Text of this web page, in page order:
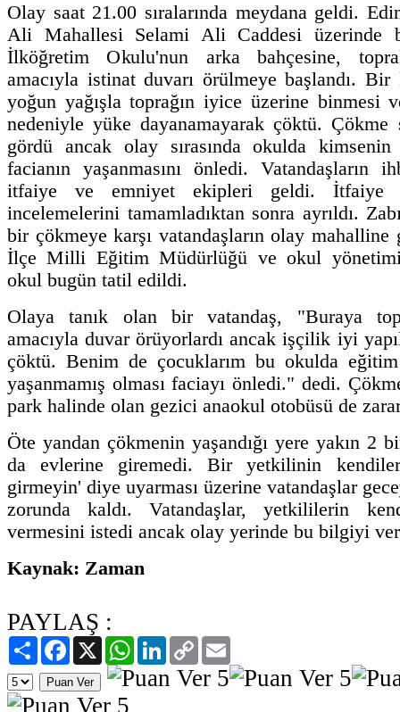
Olay saat 21.00 sıralarında meydana geldi.
Ali Mahallesi Selami Ali Caddesi üzerinde
İlköğretim Okulu'nun arka bahçesine,
amacıyla istinat duvarı örülmeye başlandı. Bir
yoğun yağışla toprağın iyice üzerine binmesi
nedeniyle yüke dayanamayarak çöktü. Çökme
gördü ancak olay sırasında okulda
facianın yaşanmasını önledi. Vatandaşların
itfaiye ve emniyet ekipleri geldi. İtfaiye
incelemelerini tamamladıktan sonra ayrıldı.
bir çökmeye karşı vatandaşların olay
İlçe Milli Eğitim Müdürlüğü ve okul
okul bugün tatil edildi.
Olaya tanık olan bir vatandaş, "Buraya
amacıyla duvar örüyorlardı ancak işçilik iyi
çöktü. Benim de çocuklarım bu okulda
yaşanmamış olması faciayı önledi." dedi.
park halinde olan gezici anaokul otobüsü de
Öte yandan çökmenin yaşandığı yere yakın 2
da evlerine giremedi. Bir yetkilinin
girmeyin' diye uyarması üzerine vatandaşlar
zorunda kaldı. Vatandaşlar, yetkililerin
vermesini istedi ancak olay yerinde bu bilgiyi
Kaynak: Zaman
PAYLAŞ :
PaylaşFacebook
X WhatsAppLinkedIn
Copy
Link